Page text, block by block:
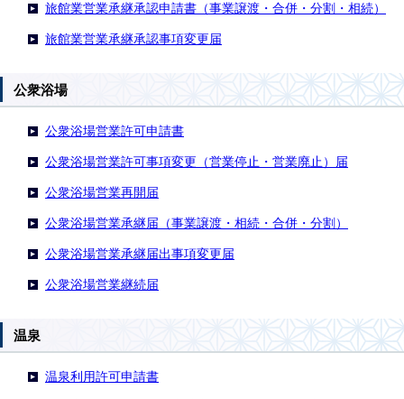
旅館業営業承継承認申請書（事業譲渡・合併・分割・相続）
旅館業営業承継承認事項変更届
公衆浴場
公衆浴場営業許可申請書
公衆浴場営業許可事項変更（営業停止・営業廃止）届
公衆浴場営業再開届
公衆浴場営業承継届（事業譲渡・相続・合併・分割）
公衆浴場営業承継届出事項変更届
公衆浴場営業継続届
温泉
温泉利用許可申請書